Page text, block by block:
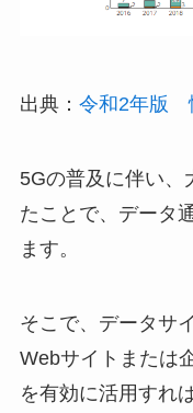
出典： 令和2年版
5Gの普及に伴い、
たことで、データ
ます。
そこで、データサ
Webサイトまたは
を有効に活用すれ